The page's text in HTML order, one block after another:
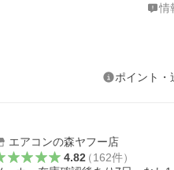
情
ポイント・
エアコンの森ヤフー店
4.82（162件）